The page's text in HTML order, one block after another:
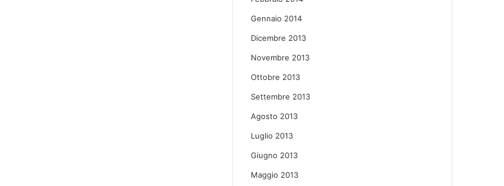
Gennaio 2014
Dicembre 2013
Novembre 2013
Ottobre 2013
Settembre 2013
Agosto 2013
Luglio 2013
Giugno 2013
Maggio 2013